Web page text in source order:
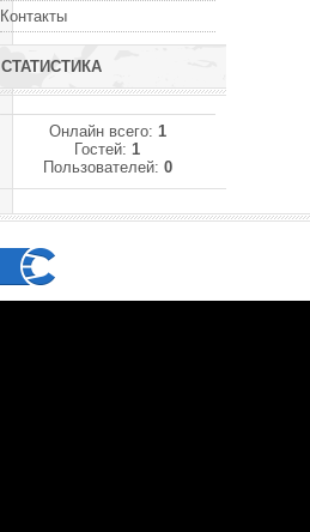
Контакты
СТАТИСТИКА
Онлайн всего: 1
Гостей:1
Пользователей: 0